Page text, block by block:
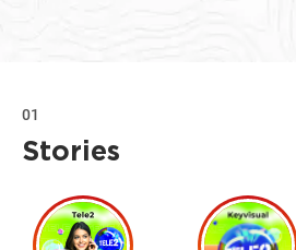
01
Stories